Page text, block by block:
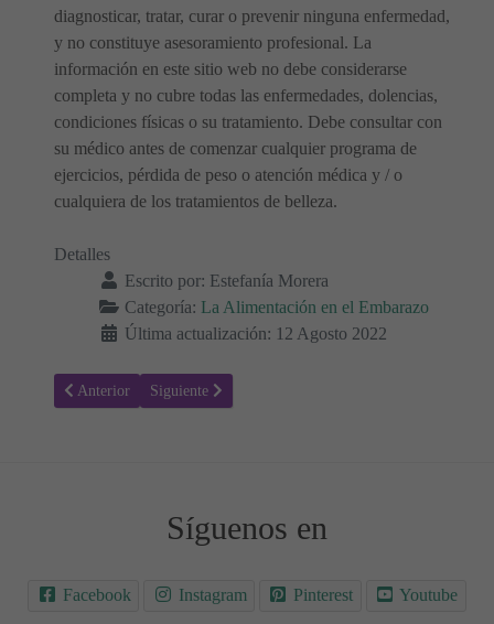
diagnosticar, tratar, curar o prevenir ninguna enfermedad,
y no constituye asesoramiento profesional. La
información en este sitio web no debe considerarse
completa y no cubre todas las enfermedades, dolencias,
condiciones físicas o su tratamiento. Debe consultar con
su médico antes de comenzar cualquier programa de
ejercicios, pérdida de peso o atención médica y / o
cualquiera de los tratamientos de belleza.
Detalles
Escrito por: Estefanía Morera
Categoría: La Alimentación en el Embarazo
Última actualización: 12 Agosto 2022
Artículo anterior: ¿Cómo prevenir la hipoglucemia durante el
Anterior Artículo siguiente: ¿Puedo tomar café descafeinado
Siguiente
Síguenos en
Facebook Instagram Pinterest Youtube